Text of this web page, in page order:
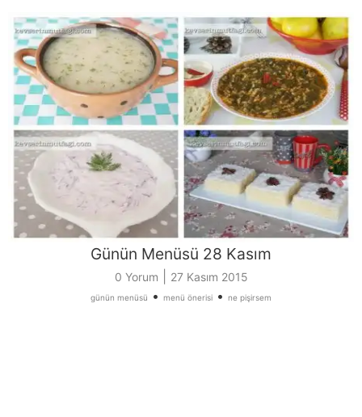
Günün Menüsü 28 Kasım
0 Yorum 27 Kasım 2015
günün menüsü • menü önerisi • ne pişirsem